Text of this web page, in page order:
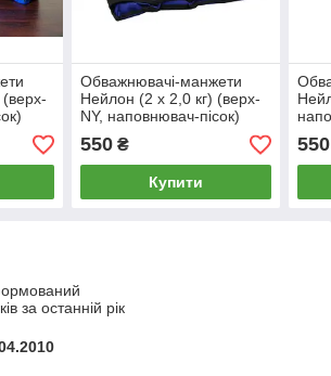
Обважнювачі-манжети
Нейлон (2 x 2,0 кг) (верх-
NY, наповнювач-пісок)
550₴
Купити
550
за останній рік